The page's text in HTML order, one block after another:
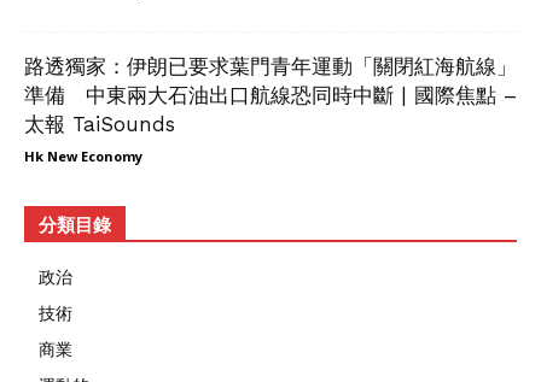
路透獨家：伊朗已要求葉門青年運動「關閉紅海航線」
準備 中東兩大石油出口航線恐同時中斷 | 國際焦點 –
太報 TaiSounds
Hk New Economy
分類目錄
政治
技術
商業